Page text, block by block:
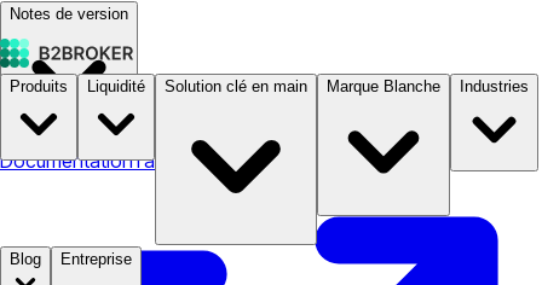
Notes de version
DocumentationTarifs B2STORE
Produits Liquidité Solution clé en main Marque Blanche Industries
Blog Entreprise